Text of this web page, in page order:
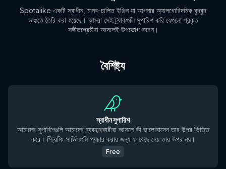
Spotalike একটি স্বাধীন, মানব-চালিত ইঞ্জিন যা আপনার অ্যালগোরিদমিক বুদ্বুদ
ভাঙতে তৈরি করা হয়েছে। আমরা সেই ট্র্যাকগুলি সুপারিশ করি যেগুলো প্রকৃত
সঙ্গীতপ্রেমীরা আসলেই উপভোগ করেন।
বৈশিষ্ট্য
স্বাধীন সুপারিশ
আমাদের সুপারিশগুলি আমাদের ব্যবহারকারীরা আসলে কী ভালোবাসেন তার উপর ভিত্তি
করে। স্ট্রিমিং সার্ভিসগুলি প্রচার করার জন্য যা বেছে নেয় তার উপর নয়।
Free